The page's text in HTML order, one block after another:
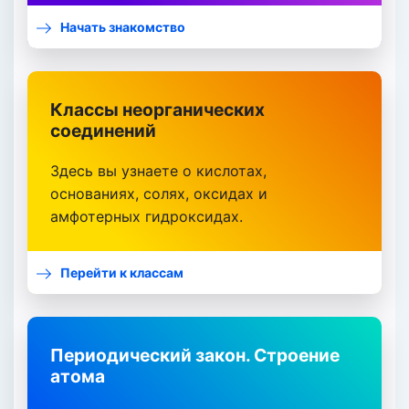
Начать знакомство
Классы неорганических
соединений
Здесь вы узнаете о кислотах,
основаниях, солях, оксидах и
амфотерных гидроксидах.
Перейти к классам
Периодический закон. Строение
атома